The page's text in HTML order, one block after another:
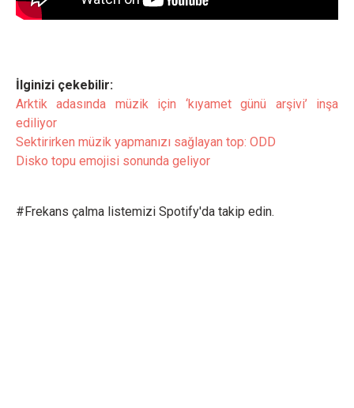
İlginizi çekebilir:
Arktik adasında müzik için ‘kıyamet günü arşivi’ inşa
ediliyor
Sektirirken müzik yapmanızı sağlayan top: ODD
Disko topu emojisi sonunda geliyor
#Frekans çalma listemizi Spotify'da takip edin.